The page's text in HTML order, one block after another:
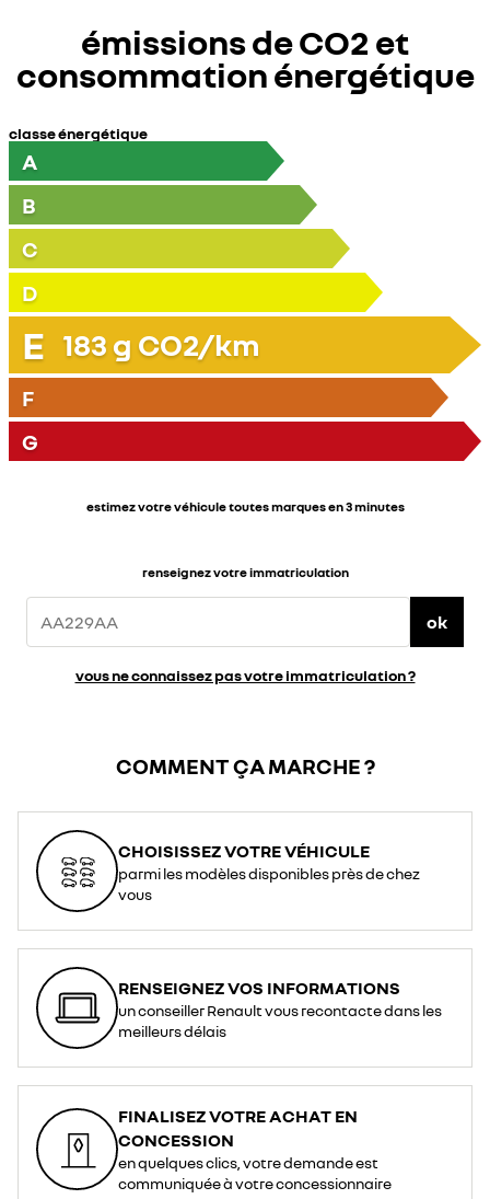
émissions de CO2 et
consommation énergétique
classe énergétique
A
B
C
D
E 183 g CO2/km
F
G
estimez votre véhicule toutes marques en 3 minutes
renseignez votre immatriculation
ok
vous ne connaissez pas votre immatriculation ?
COMMENT ÇA MARCHE ?
CHOISISSEZ VOTRE VÉHICULE
parmi les modèles disponibles près de chez
vous
RENSEIGNEZ VOS INFORMATIONS
un conseiller Renault vous recontacte dans les
meilleurs délais
FINALISEZ VOTRE ACHAT EN
CONCESSION
en quelques clics, votre demande est
communiquée à votre concessionnaire